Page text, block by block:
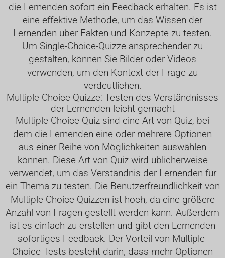
die Lernenden sofort ein Feedback erhalten. Es ist
eine effektive Methode, um das Wissen der
Lernenden über Fakten und Konzepte zu testen.
Um Single-Choice-Quizze ansprechender zu
gestalten, können Sie Bilder oder Videos
verwenden, um den Kontext der Frage zu
verdeutlichen.
Multiple-Choice-Quizze: Testen des Verständnisses
der Lernenden leicht gemacht
Multiple-Choice-Quiz sind eine Art von Quiz, bei
dem die Lernenden eine oder mehrere Optionen
aus einer Reihe von Möglichkeiten auswählen
können. Diese Art von Quiz wird üblicherweise
verwendet, um das Verständnis der Lernenden für
ein Thema zu testen. Die Benutzerfreundlichkeit von
Multiple-Choice-Quizzen ist hoch, da eine größere
Anzahl von Fragen gestellt werden kann. Außerdem
ist es einfach zu erstellen und gibt den Lernenden
sofortiges Feedback. Der Vorteil von Multiple-
Choice-Tests besteht darin, dass mehr Optionen